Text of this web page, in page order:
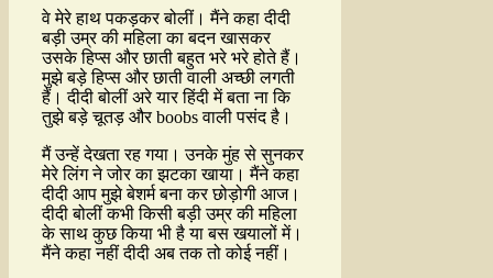
वे मेरे हाथ पकड़कर बोलीं। मैंने कहा दीदी
बड़ी उम्र की महिला का बदन खासकर
उसके हिप्स और छाती बहुत भरे भरे होते हैं।
मुझे बड़े हिप्स और छाती वाली अच्छी लगती
हैं। दीदी बोलीं अरे यार हिंदी में बता ना कि
तुझे बड़े चूतड़ और boobs वाली पसंद है।
मैं उन्हें देखता रह गया। उनके मुंह से सुनकर
मेरे लिंग ने जोर का झटका खाया। मैंने कहा
दीदी आप मुझे बेशर्म बना कर छोड़ोगी आज।
दीदी बोलीं कभी किसी बड़ी उम्र की महिला
के साथ कुछ किया भी है या बस खयालों में।
मैंने कहा नहीं दीदी अब तक तो कोई नहीं।